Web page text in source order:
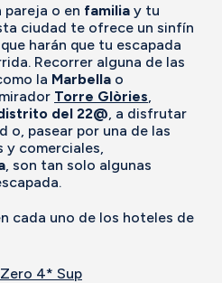
pareja o en familia y tu
ciudad te ofrece un sinfín
harán que tu escapada
Recorrer alguna de las
la Marbella o
Torre Glòries,
del 22@, a disfrutar
o, pasear por una de las
y comerciales,
, son tan solo algunas
cada uno de los hoteles de
4* Sup